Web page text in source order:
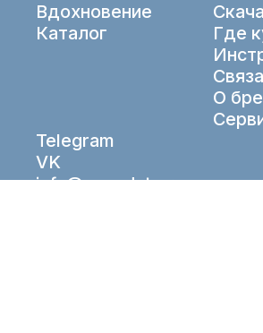
Вдохновение
Каталог
Где
О
Telegram
VK
info@aqueduto.ru